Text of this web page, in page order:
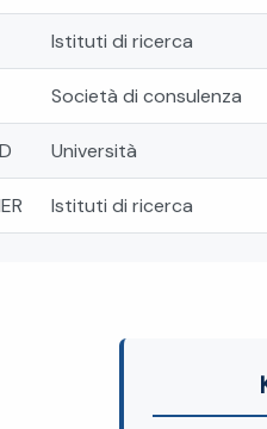
Istituti di ricerca
Società di consulenza
Università
Istituti di ricerca